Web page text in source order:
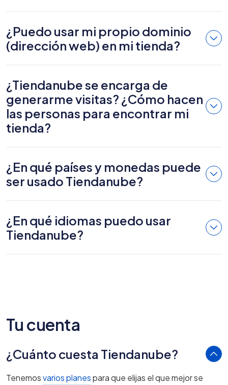
¿Puedo usar mi propio dominio
(dirección web) en mi tienda?
¿Tiendanube se encarga de
generarme visitas? ¿Cómo hacen
las personas para encontrar mi
tienda?
¿En qué países y monedas puede
ser usado Tiendanube?
¿En qué idiomas puedo usar
Tiendanube?
Tu cuenta
¿Cuánto cuesta Tiendanube?
Tenemosvarios planespara que elijas el que mejor se